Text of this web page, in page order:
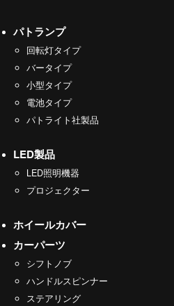
パトランプ
回転灯タイプ
バータイプ
小型タイプ
電池タイプ
パトライト社製品
LED製品
LED照明機器
プロジェクター
ホイールカバー
カーパーツ
シフトノブ
ハンドルスピンナー
ステアリング